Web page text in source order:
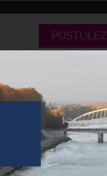
POSTULEZ